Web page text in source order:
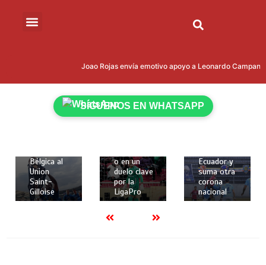
Joao Rojas envía emotivo apoyo a Leonardo Campana
SÍGUENOS EN WHATSAPP
Rodríguez
brilló con
Bélgica al
Union
Saint-
Gilloise
de 2026
Deportiva
Universitari
a de Quito
o en un
duelo clave
por la
LigaPro
14 de mayo
de 2026
Ecuador y
suma otra
corona
nacional